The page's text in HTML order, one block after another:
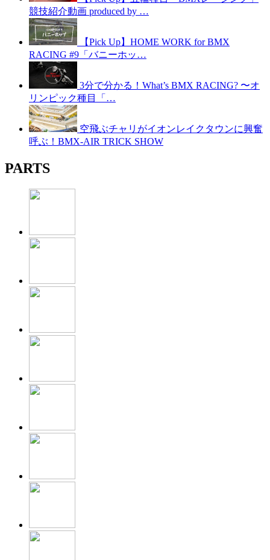
競技紹介動画 produced by …
【Pick Up】HOME WORK for BMX
RACING #9「バニーホッ…
3分で分かる！What’s BMX RACING? 〜オ
リンピック種目「…
空飛ぶチャリがイオンレイクタウンに興奮
呼ぶ！BMX-AIR TRICK SHOW
PARTS